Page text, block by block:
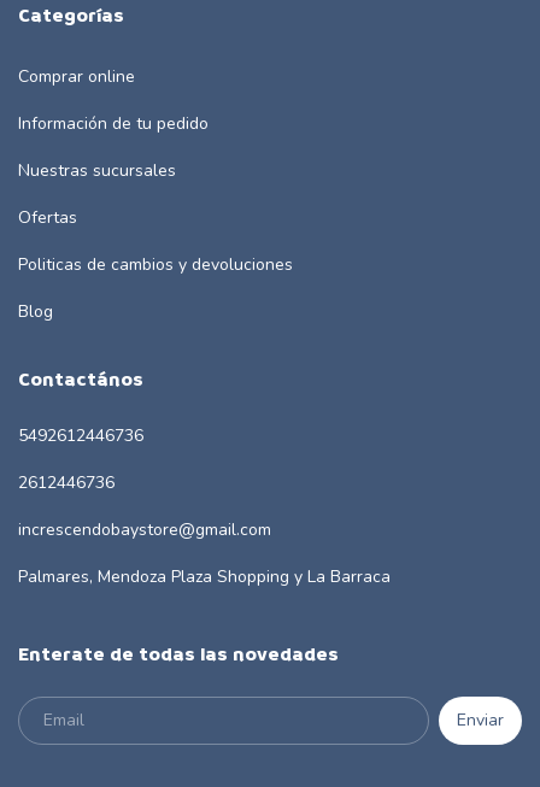
Categorías
Comprar online
Información de tu pedido
Nuestras sucursales
Ofertas
Politicas de cambios y devoluciones
Blog
Contactános
5492612446736
2612446736
increscendobaystore@gmail.com
Palmares, Mendoza Plaza Shopping y La Barraca
Enterate de todas las novedades